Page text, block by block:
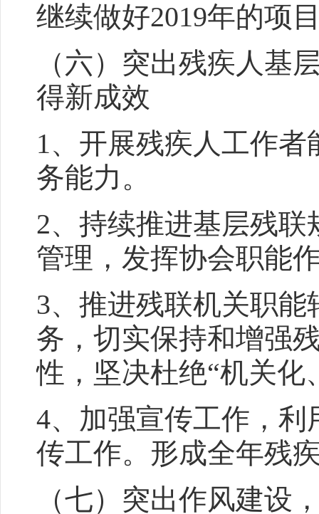
继续做好2019年的项
（六）突出残疾人基
得新成效
1、开展残疾人工作
务能力。
2、持续推进基层残
管理，发挥协会职能
3、推进残联机关职
务，切实保持和增强
性，坚决杜绝“机关化
4、加强宣传工作，
传工作。形成全年残
（七）突出作风建设